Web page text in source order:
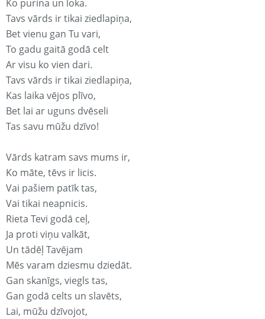
Ko purina un loka.
Tavs vārds ir tikai ziedlapiņa,
Bet vienu gan Tu vari,
To gadu gaitā godā celt
Ar visu ko vien dari.
Tavs vārds ir tikai ziedlapiņa,
Kas laika vējos plīvo,
Bet lai ar uguns dvēseli
Tas savu mūžu dzīvo!
Vārds katram savs mums ir,
Ko māte, tēvs ir licis.
Vai pašiem patīk tas,
Vai tikai neapnicis.
Rieta Tevi godā ceļ,
Ja proti viņu valkāt,
Un tādēļ Tavējam
Mēs varam dziesmu dziedāt.
Gan skanīgs, viegls tas,
Gan godā celts un slavēts,
Lai, mūžu dzīvojot,